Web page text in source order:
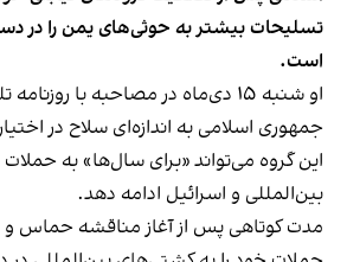
تسلیحات بیشتر به حوثی‌های یمن را در
است.
او شنبه ۱۵ دی‌ماه در مصاحبه با
جمهوری اسلامی به اندازه‌ای سلاح در
این گروه می‌تواند «برای سال‌ها» به
بین‌المللی و اسرائیل ادامه دهد.
مدت کوتاهی پس از آغاز مناقشه حماس و